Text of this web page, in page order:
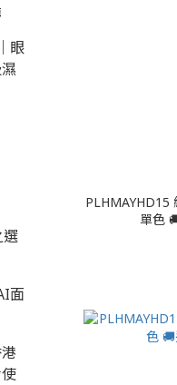
眼
選
面
PLHMAYHD15 綠